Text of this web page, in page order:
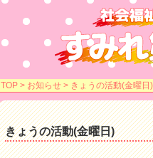
TOP > お知らせ > きょうの活動(金曜日)
きょうの活動(金曜日)